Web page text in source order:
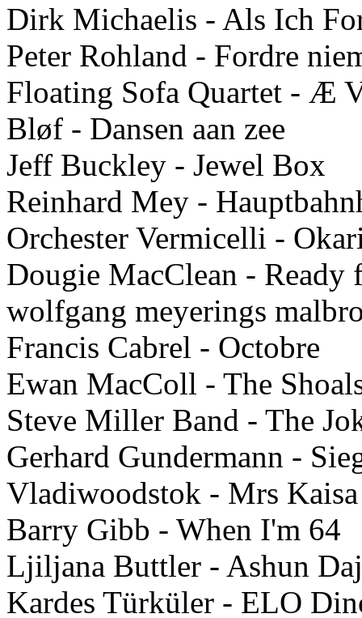
Dirk Michaelis - Als Ich
Peter Rohland - Fordre
Floating Sofa Quartet - Æ
Bløf - Dansen aan zee
Jeff Buckley - Jewel Box
Reinhard Mey -
Orchester Vermicelli -
Dougie MacClean - Ready
wolfgang meyerings
Francis Cabrel - Octobre
Ewan MacColl - The
Steve Miller Band - The
Gerhard Gundermann -
Vladiwoodstok - Mrs Kaisa
Barry Gibb - When I'm 64
Ljiljana Buttler - Ashun
Kardes Türküler - ELO